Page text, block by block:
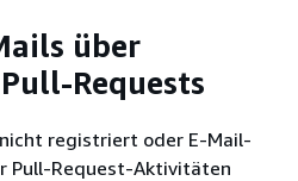
über
Requests
registriert oder E-Mail-
Pull-Request-Aktivitäten